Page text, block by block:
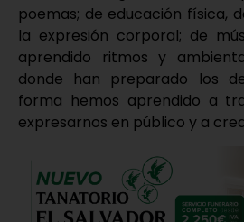
poemas; de educación física,
la expresión corporal; de
aprendido ritmos y
donde han preparado los
forma hemos aprendido a
expresarnos en público y a